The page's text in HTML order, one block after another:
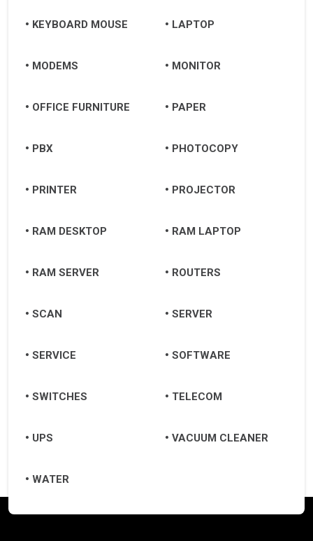
KEYBOARD MOUSE LAPTOP
MODEMS MONITOR
OFFICE FURNITURE PAPER
PBX PHOTOCOPY
PRINTER PROJECTOR
RAM DESKTOP RAM LAPTOP
RAM SERVER ROUTERS
SCAN SERVER
SERVICE SOFTWARE
SWITCHES TELECOM
UPS VACUUM CLEANER
WATER